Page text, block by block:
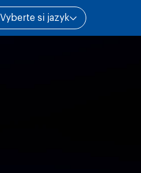
Vyberte si jazyk